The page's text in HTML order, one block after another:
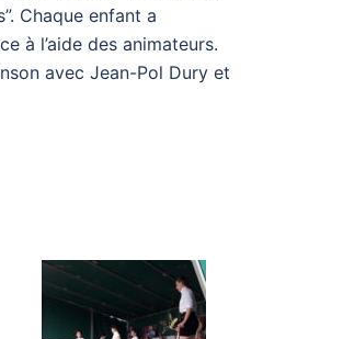
Chaque enfant a
à l’aide des animateurs.
avec Jean-Pol Dury et